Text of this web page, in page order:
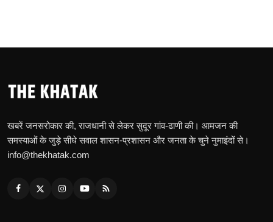
खबरें जनसरोकार की, राजधानी से लेकर सुदूर गांव-ढाणी की। आमजन की
समस्याओं के जुड़े सीधे सवाल शासन-प्रशासन और जनता के चुने नुमाइंदों से।
info@thekhatak.com